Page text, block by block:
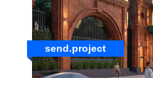
send.project